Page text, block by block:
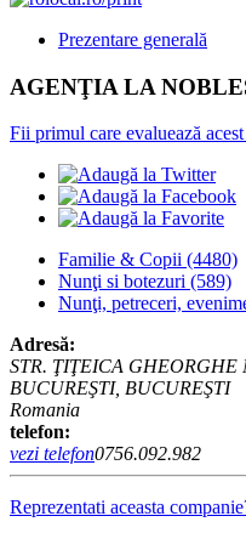
Prezentare generală
AGENŢIA LA
Fii primul care evaluează
Familie & Copii (4480)
Nunţi si botezuri (589)
Nunţi, petreceri,
Adresă:
STR. ŢIŢEICA GHEORGHE
BUCUREŞTI, BUCUREŞTI
Romania
telefon:
vezi telefon0756.092.982
Reprezentati aceasta